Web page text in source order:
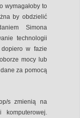
wymagałoby to
by obdzielić
Simona
technologii
w fazie
mocy lub
za pomocą
s zmienią na